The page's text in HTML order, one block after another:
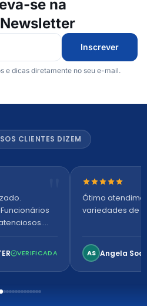
se na
Inscrever
e dicas diretamente no seu e-mail.
CLIENTES DIZEM
VERIFICADA
Nota 5 de 5
Ótimo
variedades de
AS Angela